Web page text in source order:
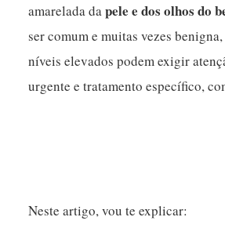
amarelada dapele e dos olhos do
ser comum e muitas vezes
níveis elevados podem exigir
urgente e tratamento específico,
Neste artigo, vou te explicar: